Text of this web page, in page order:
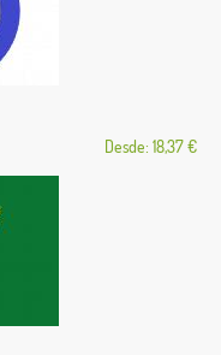
Desde: 18,37 €